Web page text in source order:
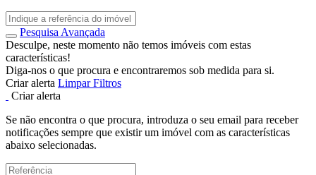
Pesquisa Avançada
Desculpe, neste momento não temos imóveis com estas
características!
Diga-nos o que procura e encontraremos sob medida para si.
Criar alerta Limpar Filtros
Criar alerta
Se não encontra o que procura, introduza o seu email para receber
notificações sempre que existir um imóvel com as características
abaixo selecionadas.